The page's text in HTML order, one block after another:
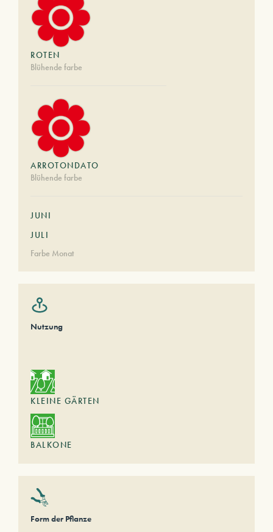
ROTEN
Blühende farbe
ARROTONDATO
Blühende farbe
JUNI
JULI
Farbe Monat
Nutzung
KLEINE GÄRTEN
BALKONE
Form der Pflanze